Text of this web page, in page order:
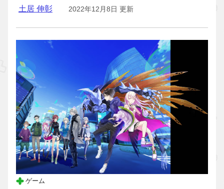
土居 伸彰 2022年12月8日 更新
ゲーム